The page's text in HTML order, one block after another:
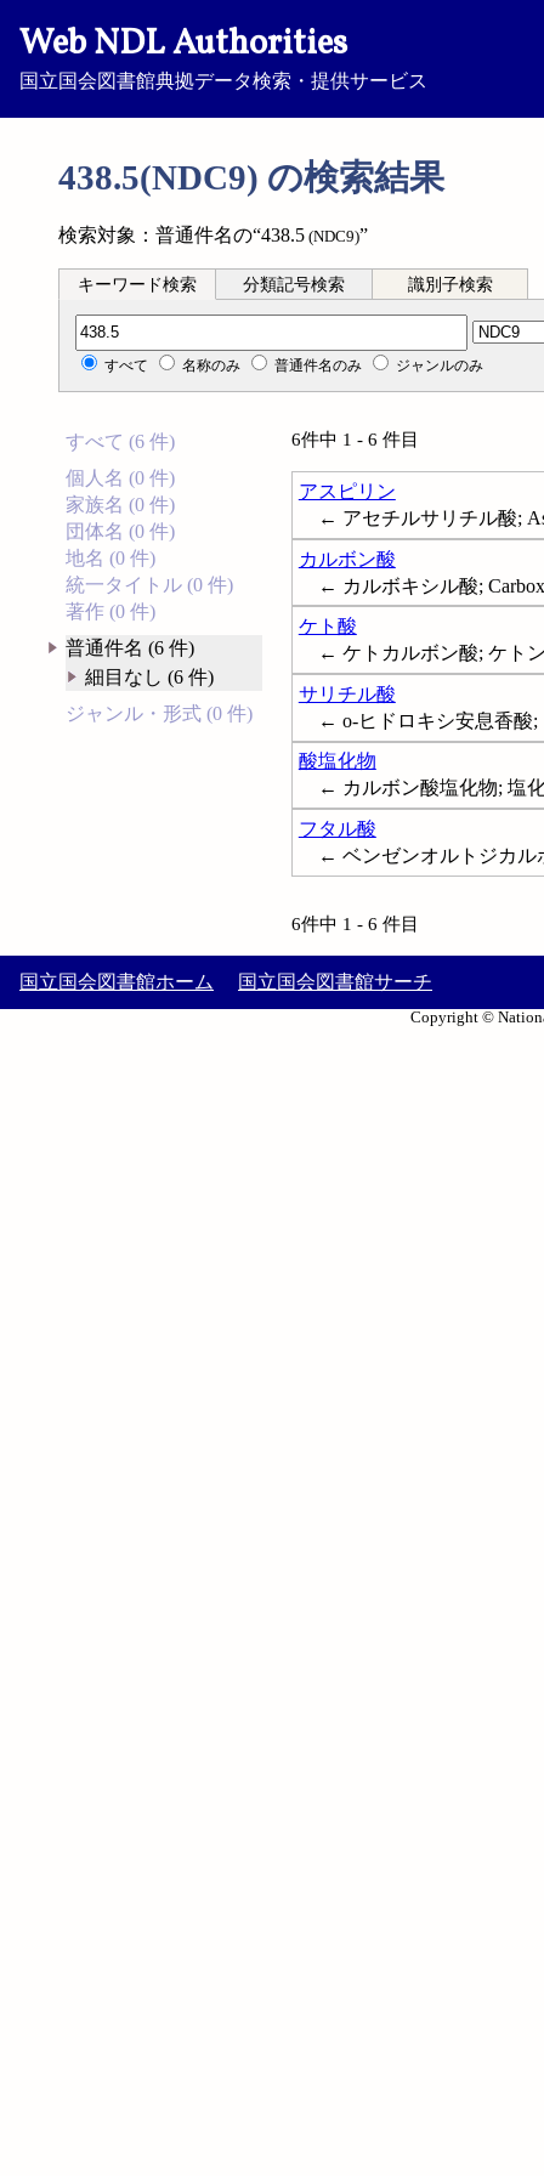
Web NDL Authorities
国立国会図書館典拠データ検索・提供サービス
438.5(NDC9) の検索結果
検索対象：普通件名の“438.5 (NDC9)”
キーワード検索 分類記号検索 識別子検索
分類記号検索
すべて 名称のみ 普通件名のみ ジャンルのみ
すべて (6 件)
個人名 (0 件)
家族名 (0 件)
団体名 (0 件)
地名 (0 件)
統一タイトル (0 件)
著作 (0 件)
普通件名 (6 件)
細目なし (6 件)
ジャンル・形式 (0 件)
6件中 1 - 6 件目
アスピリン
← アセチルサリチル酸;
カルボン酸
← カルボキシル酸;
ケト酸
← ケトカルボン酸; ケト
サリチル酸
← o-ヒドロキシ安息香酸;
酸塩化物
← カルボン酸塩化物; 塩
フタル酸
← ベンゼンオルトジカル
6件中 1 - 6 件目
国立国会図書館ホーム 国立国会図書館サーチ
Copyright ©